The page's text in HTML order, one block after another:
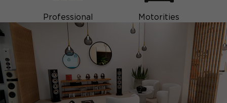
Professional Motorities